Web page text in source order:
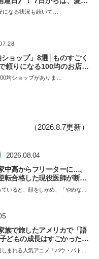
」が、天秤座と蠍座に長
になる状況も続いて…
ョップ」8選│ものすごく
頼りになる100均のお店を
均ショップがありま…
（2026.8.7更新）
2026.08.04
中高からフリーターに…。
転合格した現役医師が断言
験勉強に役立った」そう考
いると、顔をしかめ、「やめなさ
族で旅したアメリカで「語
どもの成長はすごかった」
『パウ・パトロール ザ・ダ
はあきらめなければ何でも
まれる人気アニメ「パウ・パトロ